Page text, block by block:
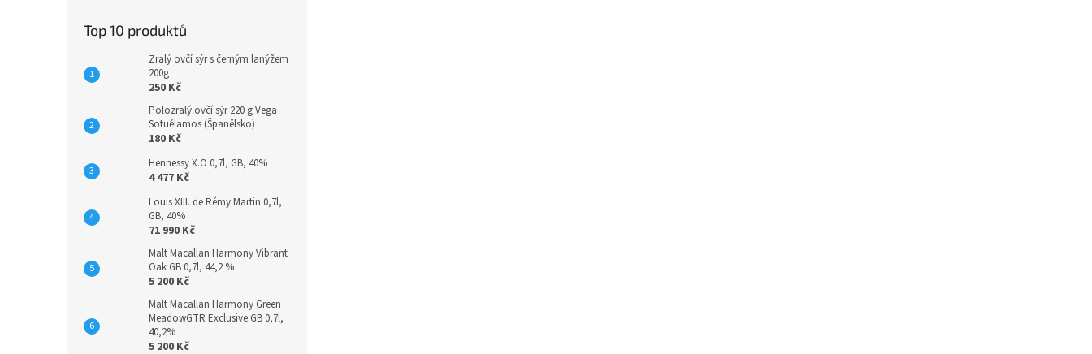
Top 10 produktů
Zralý ovčí sýr s černým lanýžem
200g
250 Kč
Polozralý ovčí sýr 220 g Vega
Sotuélamos (Španělsko)
180 Kč
Hennessy X.O 0,7l, GB, 40%
4 477 Kč
Louis XIII. de Rémy Martin 0,7l,
GB, 40%
71 990 Kč
Malt Macallan Harmony Vibrant
Oak GB 0,7l, 44,2 %
5 200 Kč
Malt Macallan Harmony Green
MeadowGTR Exclusive GB 0,7l,
40,2%
5 200 Kč